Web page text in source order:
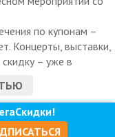
по купонам –
Концерты, выставки,
– уже в